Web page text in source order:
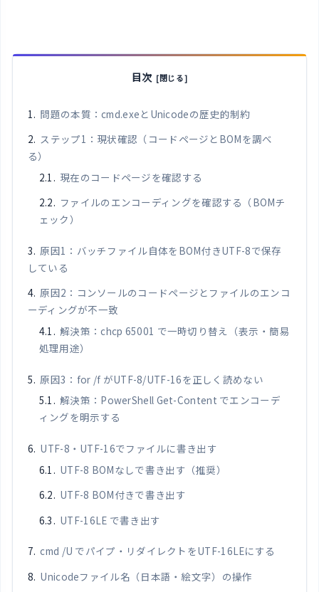
目次
問題の本質：cmd.exeとUnicodeの歴史的制約
ステップ1：現状確認（コードページとBOMを調べ
る）
現在のコードページを確認する
ファイルのエンコーディングを確認する（BOMチ
ェック）
原因1：バッチファイル自体をBOM付きUTF-8で保存
している
原因2：コンソールのコードページとファイルのエンコ
ーディングが不一致
解決策：chcp 65001 で一時切り替え（表示・簡易
処理用途）
原因3：for /f がUTF-8/UTF-16を正しく読めない
解決策：PowerShell Get-Content でエンコーデ
ィングを明示する
UTF-8・UTF-16でファイルに書き出す
UTF-8 BOMなしで書き出す（推奨）
UTF-8 BOM付きで書き出す
UTF-16LE で書き出す
cmd /U でパイプ・リダイレクトをUTF-16LEにする
Unicodeファイル名（日本語・絵文字）の操作